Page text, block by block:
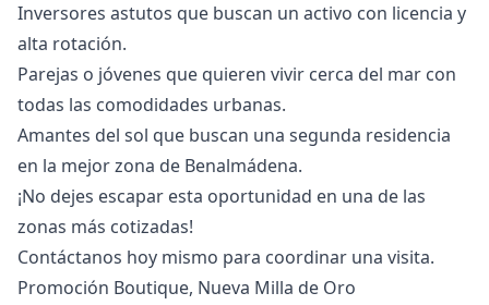
Inversores astutos que buscan un activo con licencia y
alta rotación.
Parejas o jóvenes que quieren vivir cerca del mar con
todas las comodidades urbanas.
Amantes del ‌sol ‌que ‌buscan ‌una ‌segunda residencia
en la mejor ‌zona ‌de ‌Benalmádena.
¡No dejes escapar ‌esta ‌oportunidad ‌en ‌una de ‌las
zonas más ‌cotizadas!
Contáctanos ‌hoy ‌mismo ‌para ‌coordinar ‌una ‌visita.
Promoción Boutique, Nueva Milla de Oro